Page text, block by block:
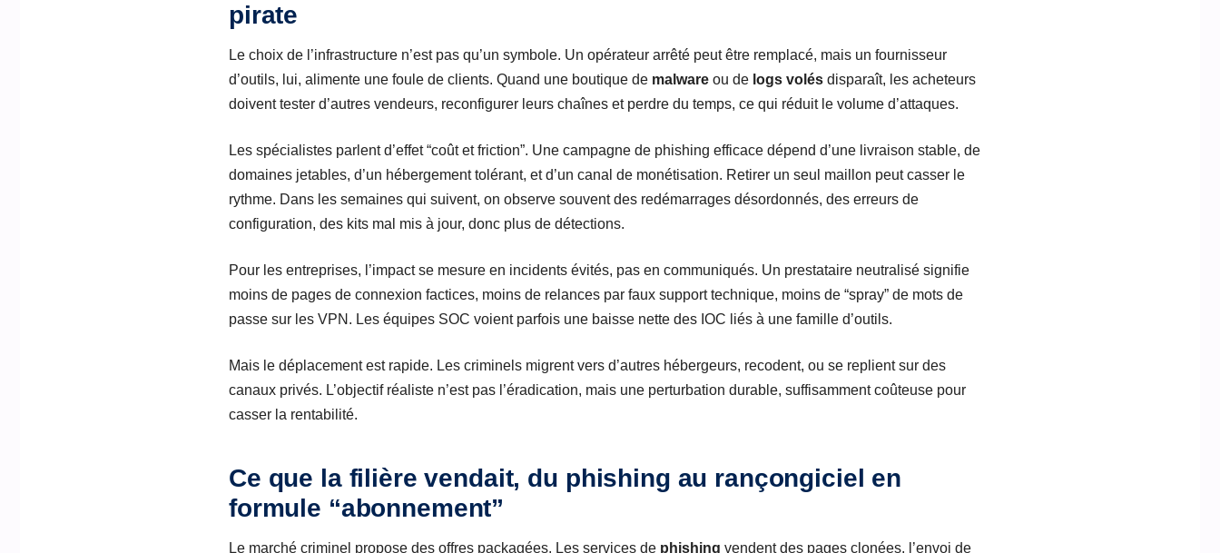
pirate
Le choix de l’infrastructure n’est pas qu’un symbole. Un opérateur arrêté peut être remplacé, mais un fournisseur
d’outils, lui, alimente une foule de clients. Quand une boutique de malware ou de logs volés disparaît, les acheteurs
doivent tester d’autres vendeurs, reconfigurer leurs chaînes et perdre du temps, ce qui réduit le volume d’attaques.
Les spécialistes parlent d’effet “coût et friction”. Une campagne de phishing efficace dépend d’une livraison stable, de
domaines jetables, d’un hébergement tolérant, et d’un canal de monétisation. Retirer un seul maillon peut casser le
rythme. Dans les semaines qui suivent, on observe souvent des redémarrages désordonnés, des erreurs de
configuration, des kits mal mis à jour, donc plus de détections.
Pour les entreprises, l’impact se mesure en incidents évités, pas en communiqués. Un prestataire neutralisé signifie
moins de pages de connexion factices, moins de relances par faux support technique, moins de “spray” de mots de
passe sur les VPN. Les équipes SOC voient parfois une baisse nette des IOC liés à une famille d’outils.
Mais le déplacement est rapide. Les criminels migrent vers d’autres hébergeurs, recodent, ou se replient sur des
canaux privés. L’objectif réaliste n’est pas l’éradication, mais une perturbation durable, suffisamment coûteuse pour
casser la rentabilité.
Ce que la filière vendait, du phishing au rançongiciel en
formule “abonnement”
Le marché criminel propose des offres packagées. Les services de phishing vendent des pages clonées, l’envoi de